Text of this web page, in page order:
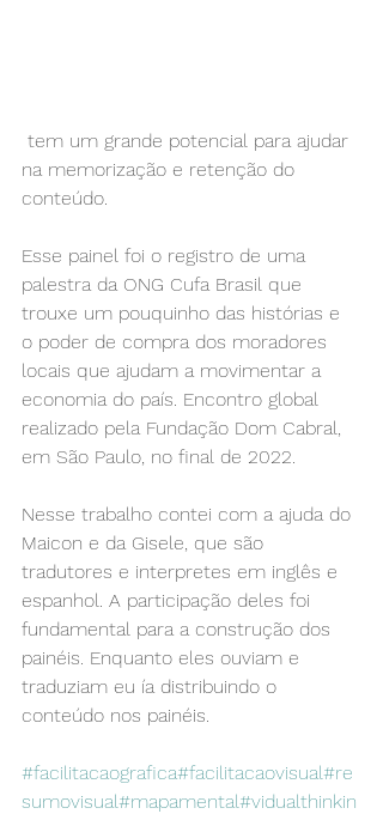
na memorização e retenção do
conteúdo.
Esse painel foi o registro de uma
palestra da ONG Cufa Brasil que
trouxe um pouquinho das histórias e
o poder de compra dos moradores
locais que ajudam a movimentar a
economia do país. Encontro global
realizado pela Fundação Dom Cabral,
em São Paulo, no final de 2022.
Nesse trabalho contei com a ajuda do
Maicon e da Gisele, que são
tradutores e interpretes em inglês e
espanhol. A participação deles foi
fundamental para a construção dos
painéis. Enquanto eles ouviam e
traduziam eu ía distribuindo o
conteúdo nos painéis.
#facilitacaografica#facilitacaovisual#re
sumovisual#mapamental#vidualthinkin